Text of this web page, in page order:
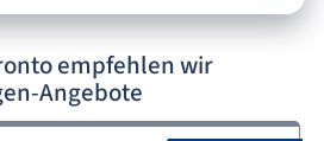
empfehlen wir
Angebote